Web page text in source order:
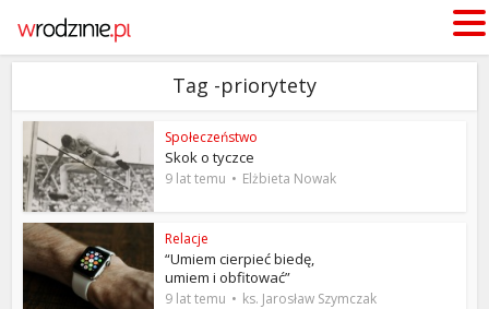
Tag -priorytety
Społeczeństwo
Skok o tyczce
9 lat temu Elżbieta Nowak
Relacje
“Umiem cierpieć biedę,
umiem i obfitować”
9 lat temu ks. Jarosław Szymczak